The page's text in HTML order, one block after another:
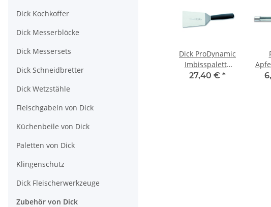
Dick ProDynamic
Imbisspalette
12cm, C+C-Skin
27,40 € *
Dick Kochkoffer
Dick Messerblöcke
Dick Messersets
Dick Schneidbretter
Dick Wetzstähle
Fleischgabeln von Dick
Küchenbeile von Dick
Paletten von Dick
Klingenschutz
Dick Fleischerwerkzeuge
Zubehör von Dick